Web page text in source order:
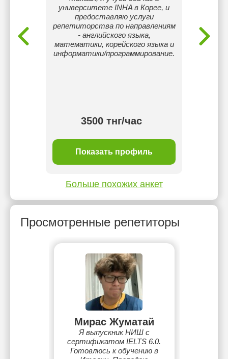
университете INHA в Корее, и
предоставляю услуги
репетиторства по направлениям
- английского языка,
математики, корейского языка и
информатики/программирование.
3500 тнг/час
Показать профиль
Больше похожих анкет
Просмотренные репетиторы
Мирас Жуматай
Я выпускник НИШ с
сертификатом IELTS 6.0.
Готовлюсь к обучению в